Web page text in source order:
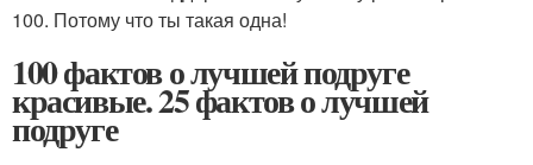
100. Потому что ты такая одна!
100 фактов о лучшей подруге
красивые. 25 фактов о лучшей
подруге